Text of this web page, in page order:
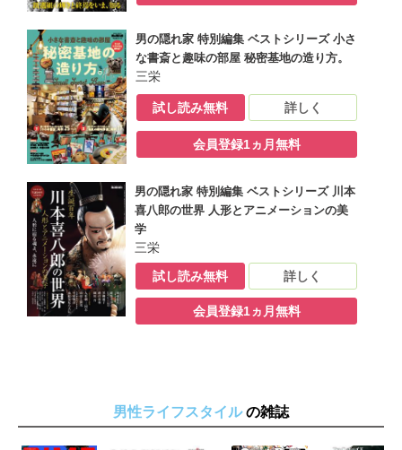
男の隠れ家 特別編集 ベストシリーズ 小さ
な書斎と趣味の部屋 秘密基地の造り方。
三栄
試し読み無料 詳しく
会員登録1ヵ月無料
男の隠れ家 特別編集 ベストシリーズ 川本
喜八郎の世界 人形とアニメーションの美
学
三栄
試し読み無料
詳しく
会員登録1ヵ月無料
男性ライフスタイルの雑誌